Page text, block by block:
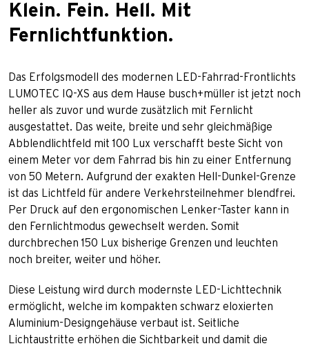
Klein. Fein. Hell. Mit
Fernlichtfunktion.
Das Erfolgsmodell des modernen LED-Fahrrad-Frontlichts
LUMOTEC IQ-XS aus dem Hause busch+müller ist jetzt noch
heller als zuvor und wurde zusätzlich mit Fernlicht
ausgestattet. Das weite, breite und sehr gleichmäßige
Abblendlichtfeld mit 100 Lux verschafft beste Sicht von
einem Meter vor dem Fahrrad bis hin zu einer Entfernung
von 50 Metern. Aufgrund der exakten Hell-Dunkel-Grenze
ist das Lichtfeld für andere Verkehrsteilnehmer blendfrei.
Per Druck auf den ergonomischen Lenker-Taster kann in
den Fernlichtmodus gewechselt werden. Somit
durchbrechen 150 Lux bisherige Grenzen und leuchten
noch breiter, weiter und höher.
Diese Leistung wird durch modernste LED-Lichttechnik
ermöglicht, welche im kompakten schwarz eloxierten
Aluminium-Designgehäuse verbaut ist. Seitliche
Lichtaustritte erhöhen die Sichtbarkeit und damit die